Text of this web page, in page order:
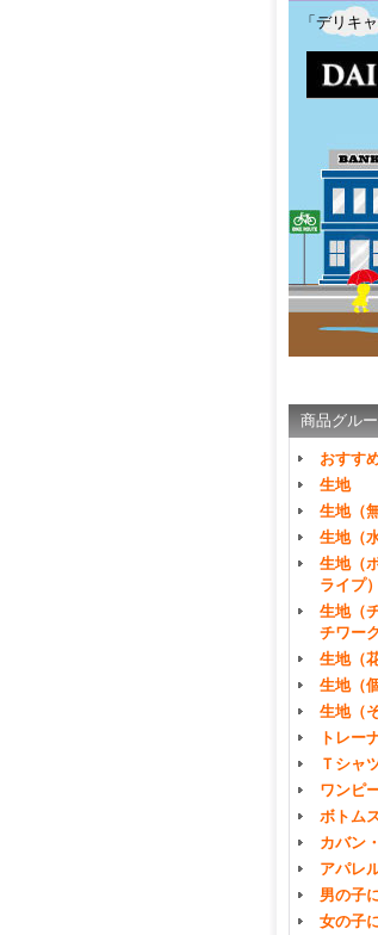
「デリキ
商品グル
おすす
生地
生地（
生地（
生地（
ライプ）
生地（
チワーク
生地（
生地（
生地（
トレー
Ｔシャ
ワンピ
ボトム
カバン
アパレ
男の子
女の子